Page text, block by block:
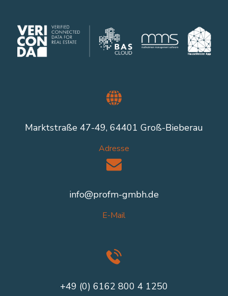
Marktstraße 47-49, 64401 Groß-Bieberau
Adresse
info@profm-gmbh.de
E-Mail
+49 (0) 6162 800 4 1250